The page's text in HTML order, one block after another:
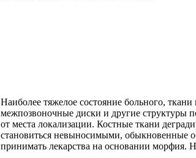
Наиболее тяжелое состояние больного,
межпозвоночные диски и другие структуры
от места локализации. Костные ткани
становиться невыносимыми, обыкновенные
принимать лекарства на основании морфия.